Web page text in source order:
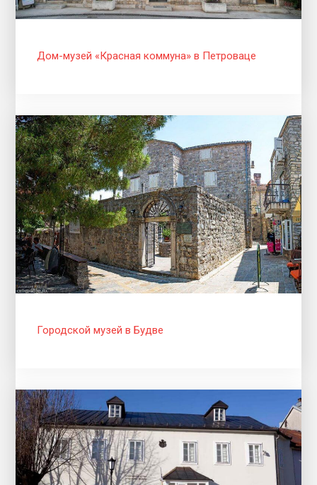
Дом-музей «Красная коммуна» в Петроваце
Городской музей в Будве